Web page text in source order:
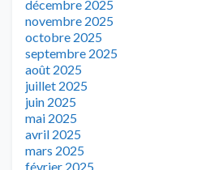
décembre 2025
novembre 2025
octobre 2025
septembre 2025
août 2025
juillet 2025
juin 2025
mai 2025
avril 2025
mars 2025
février 2025